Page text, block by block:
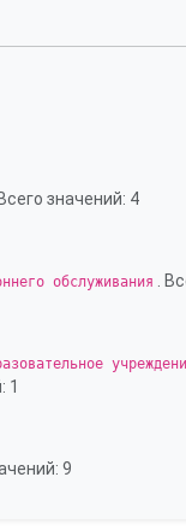
Всего значений: 4
обслуживания .
1
9